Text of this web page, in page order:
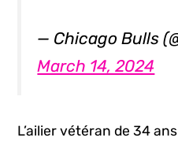
— Chicago Bulls
March 14, 2024
L’ailier vétéran de 34